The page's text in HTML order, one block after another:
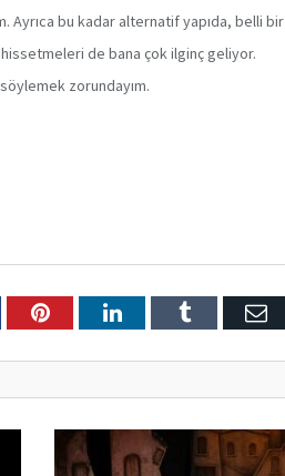
Ayrıca bu kadar alternatif yapıda, belli bir
de bana çok ilginç geliyor.
zorundayım.
PinterestLinkedInTumblr E-